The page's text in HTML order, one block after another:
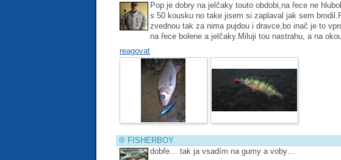
Pop je dobry na jelčaky touto obdobi,na řece ne
s 50 kousku no take jisem si zaplaval jak sem
zvednou tak za nima pujdou i dravce,bo inač je to
na řece bolene a jelčaky.Miluji tou nastrahu, a na
reagovat
® FISHERBOY
dobře… tak ja vsadím na gumy a voby…